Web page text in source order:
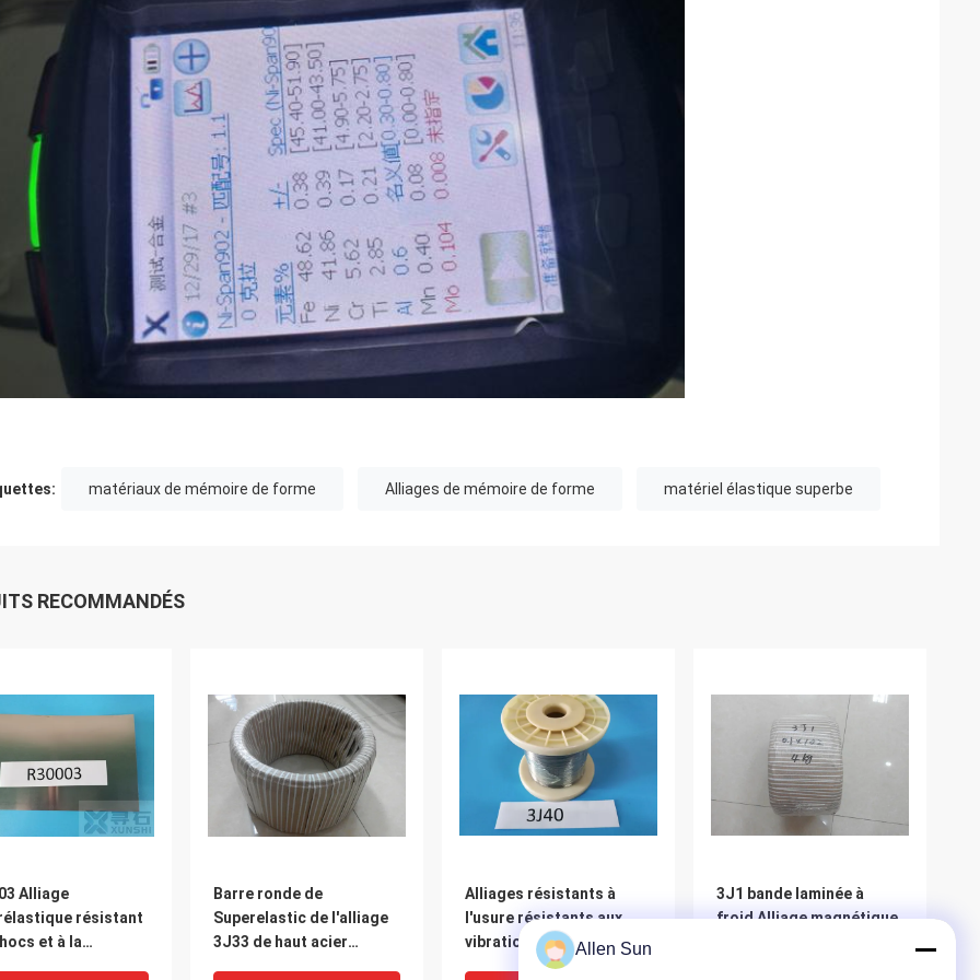
matériaux de mémoire de forme Alliages de mémoire de forme matériel élastique superbe
RECOMMANDÉS
Alliage
résistant
et à la
Barre ronde de
Superelastic de l'alliage
3J33 de haut acier
Alliages résistants à
l'usure résistants aux
vibrations, matériel
élastique superbe de
3J1 bande laminée à
froid Alliage magnétique
Allen Sun